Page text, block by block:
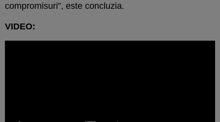
compromisuri”, este concluzia.
VIDEO: